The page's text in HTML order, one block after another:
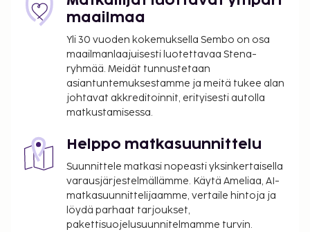
Kansallisten määräysten vuoksi käteismaksut
eivät voi ylittää 1000 EUR:n suuruista summaa
tässä majoituspaikassa. Saat lisätietoja asiasta
ottamalla yhteyttä majoituspaikkaan
varausvahvistuksessa olevien tietojen avulla.
Majoituspaikassa on tarjolla
yhdistettäviä/vierekkäisiä huoneita, joiden
ottamalla yhteyttä majoituspaikkaan.
Yhteystiedot löytyvät varausvahvistuksesta.
Kaikki maksut voidaan maksaa käteisettömillä
maksutavoilla, ja asiakkaat voivat päästä
huoneeseen mobiililaitteella.
Kontaktiton sisäänkirjautuminen ja kontaktiton
maailmaa
Yli 30 vuoden kokemuksella Sembo on osa
maailmanlaajuisesti luotettavaa Stena-
ryhmää. Meidät tunnustetaan
asiantuntemuksestamme ja meitä tukee alan
johtavat akkreditoinnit, erityisesti autolla
matkustamisessa.
Helppo matkasuunnittelu
Suunnittele matkasi nopeasti yksinkertaisella
varausjärjestelmällämme. Käytä Ameliaa, AI-
matkasuunnittelijaamme, vertaile hintoja ja
löydä parhaat tarjoukset,
pakettisuojelusuunnitelmamme turvin.